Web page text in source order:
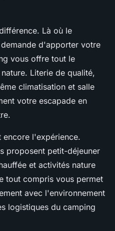
Là où le
d'apporter votre
vous offre tout le
Literie de qualité,
climatisation et salle
votre escapade en
encore l'expérience.
proposent petit-déjeuner
et activités nature
tout compris vous permet
avec l'environnement
logistiques du camping